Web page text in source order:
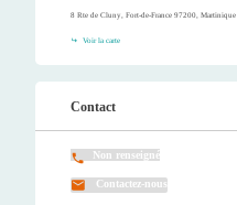
8 Rte de Cluny, Fort-de-France 97200, Martinique
Voir la carte
Contact
Non renseigné
Contactez-nous